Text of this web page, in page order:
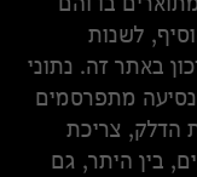
לשנות
באתר זה. נתוני
מתפרסמים
הדלק, צריכת
בין היתר, גם